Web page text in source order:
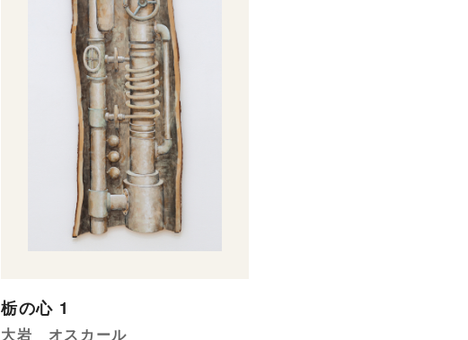
栃の心 1
大岩 オスカール